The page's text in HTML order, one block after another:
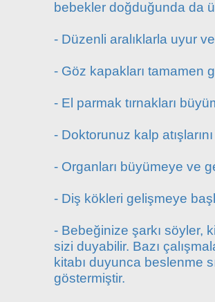
bebekler doğduğunda da
- Düzenli aralıklarla uyur
- Göz kapakları tamamen
- El parmak tırnakları
- Doktorunuz kalp
- Organları büyümeye ve
- Diş kökleri gelişmeye
- Bebeğinize şarkı söyler,
sizi duyabilir. Bazı
kitabı duyunca beslenme
göstermiştir.